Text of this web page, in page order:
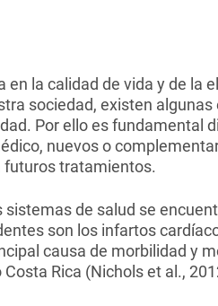
la calidad de vida y de la
sociedad, existen
Por ello es fundamental
nuevos o
futuros tratamientos.
de salud se
son los infartos
causa de morbilidad y
Rica (Nichols et al.,